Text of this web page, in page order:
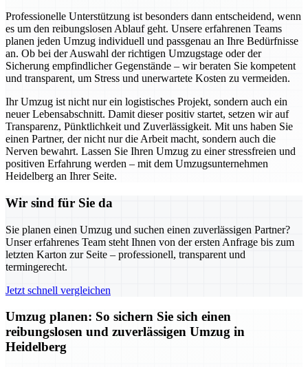
Professionelle Unterstützung ist besonders dann entscheidend, wenn
es um den reibungslosen Ablauf geht. Unsere erfahrenen Teams
planen jeden Umzug individuell und passgenau an Ihre Bedürfnisse
an. Ob bei der Auswahl der richtigen Umzugstage oder der
Sicherung empfindlicher Gegenstände – wir beraten Sie kompetent
und transparent, um Stress und unerwartete Kosten zu vermeiden.
Ihr Umzug ist nicht nur ein logistisches Projekt, sondern auch ein
neuer Lebensabschnitt. Damit dieser positiv startet, setzen wir auf
Transparenz, Pünktlichkeit und Zuverlässigkeit. Mit uns haben Sie
einen Partner, der nicht nur die Arbeit macht, sondern auch die
Nerven bewahrt. Lassen Sie Ihren Umzug zu einer stressfreien und
positiven Erfahrung werden – mit dem Umzugsunternehmen
Heidelberg an Ihrer Seite.
Wir sind für Sie da
Sie planen einen Umzug und suchen einen zuverlässigen Partner?
Unser erfahrenes Team steht Ihnen von der ersten Anfrage bis zum
letzten Karton zur Seite – professionell, transparent und
termingerecht.
Jetzt schnell vergleichen
Umzug planen: So sichern Sie sich einen
reibungslosen und zuverlässigen Umzug in
Heidelberg